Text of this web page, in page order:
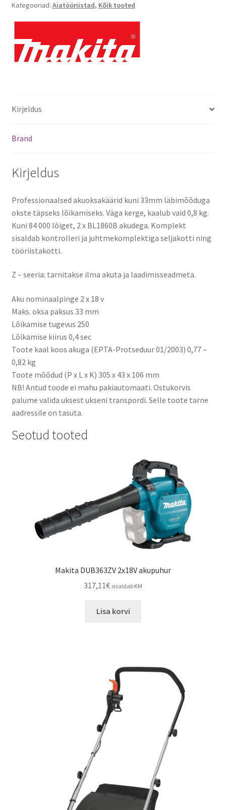
Kategooriad: Aiatööriistad, Kõik tooted
Kirjeldus
Brand
Kirjeldus
Professionaalsed akuoksakäärid kuni 33mm läbimõõduga
okste täpseks lõikamiseks. Väga kerge, kaalub vaid 0,8 kg.
Kuni 84 000 lõiget, 2 x BL1860B akudega. Komplekt
sisaldab kontrolleri ja juhtmekomplektiga seljakotti ning
tööriistakotti.
Z – seeria: tarnitakse ilma akuta ja laadimisseadmeta.
Aku nominaalpinge 2 x 18 v
Maks. oksa paksus 33 mm
Lõikamise tugevus 250
Lõikamise kiirus 0,4 sec
Toote kaal koos akuga (EPTA-Protseduur 01/2003) 0,77 –
0,82 kg
Toote mõõdud (P x L x K) 305 x 43 x 106 mm
NB! Antud toode ei mahu pakiautomaati. Ostukorvis
palume valida uksest ukseni transpordi. Selle toote tarne
aadressile on tasuta.
Seotud tooted
Makita DUB363ZV 2x18V akupuhur
317,11€ sisaldab KM
Lisa korvi